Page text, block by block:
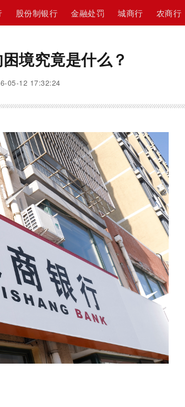
股份制银行 金融处罚 城商行 农商行
境究竟是什么？
05-12 17:32:24